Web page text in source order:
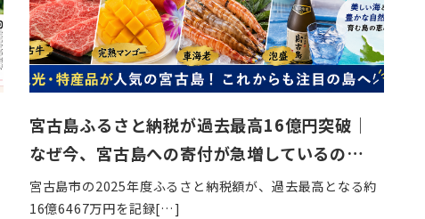
宮古島ふるさと納税が過去最高16億円突破｜
なぜ今、宮古島への寄付が急増しているの…
宮古島市の2025年度ふるさと納税額が、過去最高となる約
16億6467万円を記録[…]